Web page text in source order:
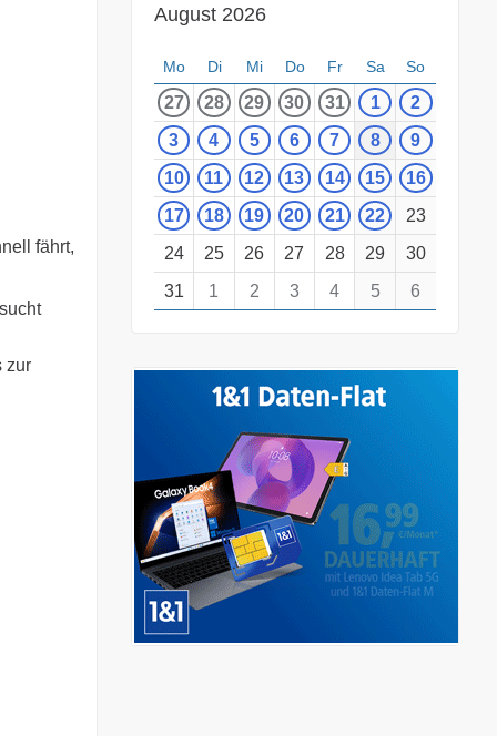
fährt,
zur
August 2026
Mo Di Mi Do Fr Sa So
27 28 29 30 31 1
2
3
4 5 6 7 8
9
10
11 12 13 14 15
16
17
18 19 20 21 22
23
24
25 26 27 28 29
30
31
1 2 3 4 5 6